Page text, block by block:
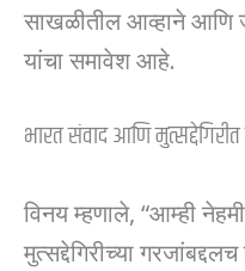
साखळीतील आव्हाने आणि
यांचा समावेश आहे.
भारत संवाद आणि
विनय म्हणाले, “आम्ही
मुत्सद्देगिरीच्या